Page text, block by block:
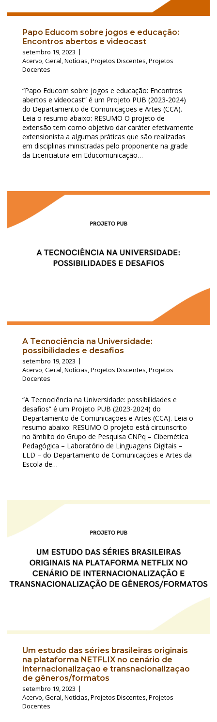
Papo Educom sobre jogos e educação:
Encontros abertos e videocast
setembro 19, 2023
Acervo,Geral,Notícias,Projetos Discentes,Projetos
Docentes
“Papo Educom sobre jogos e educação: Encontros
abertos e videocast” é um Projeto PUB (2023-2024)
do Departamento de Comunicações e Artes (CCA).
Leia o resumo abaixo: RESUMO O projeto de
extensão tem como objetivo dar caráter efetivamente
extensionista a algumas práticas que são realizadas
em disciplinas ministradas pelo proponente na grade
da Licenciatura em Educomunicação…
A Tecnociência na Universidade:
possibilidades e desafios
setembro 19, 2023
Acervo,Geral,Notícias,Projetos Discentes,Projetos
Docentes
“A Tecnociência na Universidade: possibilidades e
desafios” é um Projeto PUB (2023-2024) do
Departamento de Comunicações e Artes (CCA). Leia o
resumo abaixo: RESUMO O projeto está circunscrito
no âmbito do Grupo de Pesquisa CNPq – Cibernética
Pedagógica – Laboratório de Linguagens Digitais –
LLD – do Departamento de Comunicações e Artes da
Escola de…
Um estudo das séries brasileiras originais
na plataforma NETFLIX no cenário de
internacionalização e transnacionalização
de gêneros/formatos
setembro 19, 2023
Acervo,Geral,Notícias,Projetos Discentes,Projetos
Docentes